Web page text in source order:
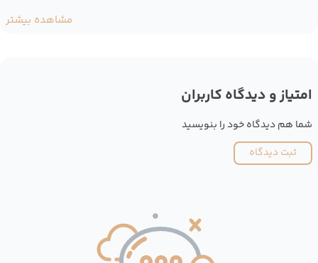
مشاهده بیشتر
امتیاز و دیدگاه کاربران
شما هم دیدگاه خود را بنویسید
ثبت دیدگاه